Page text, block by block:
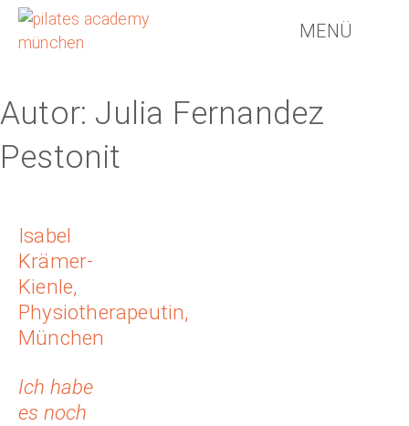
MENÜ
Autor: Julia Fernandez
Pestonit
Isabel
Krämer-
Kienle,
Physiotherapeutin,
München
Ich habe
es noch